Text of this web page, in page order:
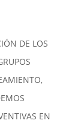
DE LOS
EN